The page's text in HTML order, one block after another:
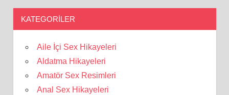
KATEGORILER
Aile İçi Sex Hikayeleri
Aldatma Hikayeleri
Amatör Sex Resimleri
Anal Sex Hikayeleri